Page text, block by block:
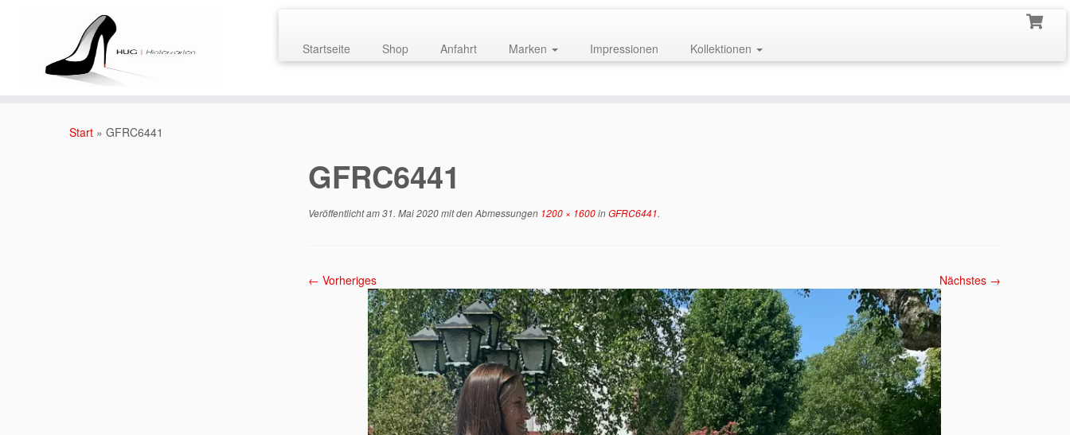
Startseite Shop Anfahrt Marken Impressionen Kollektionen
Start » GFRC6441
GFRC6441
Veröffentlicht am31. Mai 2020mit den Abmessungen 1200 × 1600inGFRC6441.
← Vorheriges Nächstes →